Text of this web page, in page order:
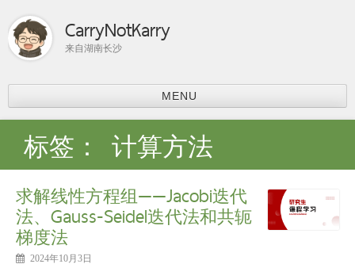
CarryNotKarry
来自湖南长沙
MENU
比赛总结
ACM-ICPC
分享
上课内容
课程学习
科研
标签： 计算方法
求解线性方程组——Jacobi迭代
法、Gauss-Seidel迭代法和共轭
梯度法
2024年10月3日